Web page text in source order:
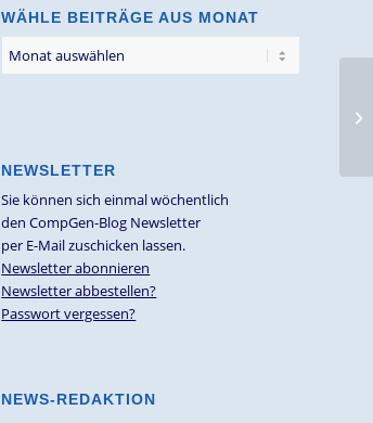
WÄHLE BEITRÄGE AUS MONAT
NEWSLETTER
Sie können sich einmal wöchentlich
den CompGen-Blog Newsletter
per E-Mail zuschicken lassen.
Newsletter abonnieren
Newsletter abbestellen?
Passwort vergessen?
NEWS-REDAKTION